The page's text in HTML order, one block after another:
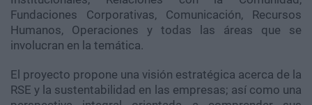
Fundaciones Corporativas, Comunicación, Recursos
Humanos, Operaciones y todas las áreas que se
involucran en la temática.
El proyecto propone una visión estratégica acerca de la
RSE y la sustentabilidad en las empresas; así como una